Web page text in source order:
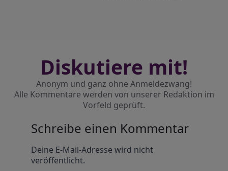
Diskutiere mit!
Anonym und ganz ohne Anmeldezwang!
Alle Kommentare werden von unserer Redaktion im
Vorfeld geprüft.
Schreibe einen Kommentar
Deine E-Mail-Adresse wird nicht
veröffentlicht.